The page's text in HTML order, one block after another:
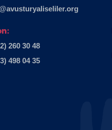
260 30 48
498 04 35